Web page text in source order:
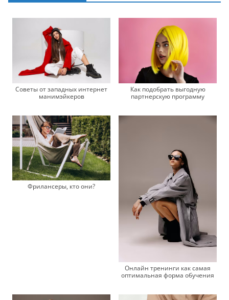
Советы от западных интернет
манимэйкеров
Как подобрать выгодную
партнерскую программу
Фрилансеры, кто они?
Онлайн тренинги как самая
оптимальная форма обучения